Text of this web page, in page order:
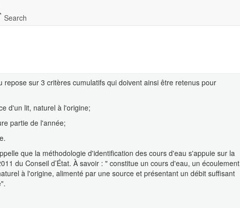
Search
repose sur 3 critères cumulatifs qui doivent ainsi être retenus pour
d'un lit, naturel à l'origine;
partie de l'année;
que la méthodologie d'identification des cours d'eau s'appuie sur la
du Conseil d’État. À savoir : " constitue un cours d'eau, un écoulement
à l'origine, alimenté par une source et présentant un débit suffisant